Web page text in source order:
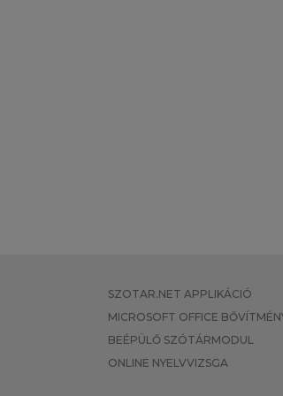
SZOTAR.NET APPLIKÁCIÓ
MICROSOFT OFFICE
BEÉPÜLŐ SZÓTÁRMODUL
ONLINE NYELVVIZSGA